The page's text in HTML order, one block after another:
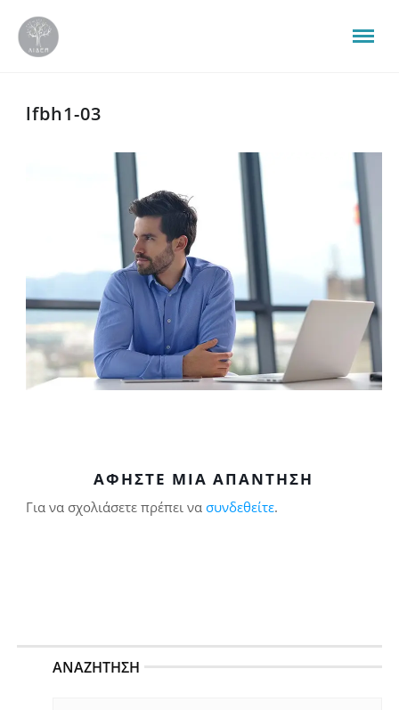
lfbh1-03
ΑΦΉΣΤΕ ΜΙΑ ΑΠΆΝΤΗΣΗ
Για να σχολιάσετε πρέπει να συνδεθείτε.
ΑΝΑΖΉΤΗΣΗ